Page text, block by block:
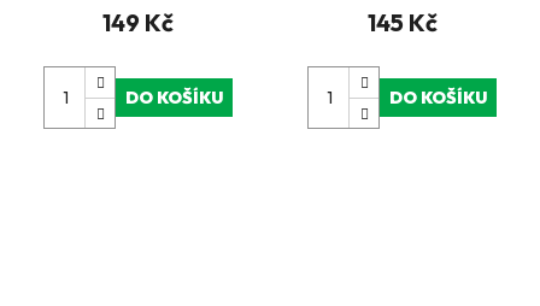
boxu
149 Kč
DO KOŠÍKU
145 Kč
DO KOŠÍKU